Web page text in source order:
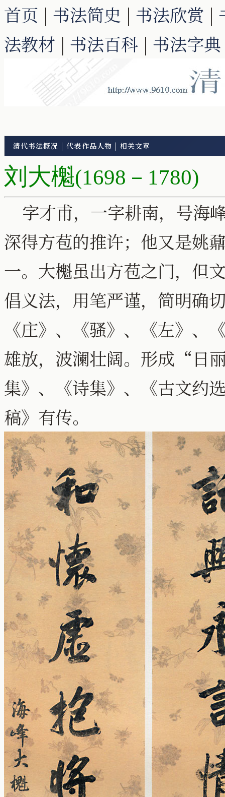
首页 | 书法简史 | 书法欣赏 |
法教材 | 书法百科 | 书法字典
清代书法概况 | 代表作品人物 | 相关文章
刘大櫆(1698－1780)
字才甫，一字耕南，号海
深得方苞的推许；他又是
一。大櫆虽出方苞之门，但
倡义法，用笔严谨，简明确
《庄》、《骚》、《左》、
雄放，波澜壮阔。形成“日
集》、《诗集》、《古文约
稿》有传。